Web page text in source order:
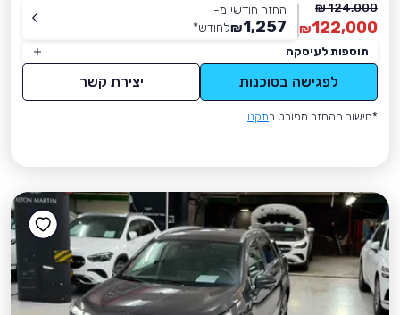
124,000 ₪
122,000
₪
החזר חודשי מ-
1,257
₪לחודש*
תוספות לעיסקה
לפגישה בסוכנות יצירת קשר
*חישוב ההחזר מפורט בתקנון